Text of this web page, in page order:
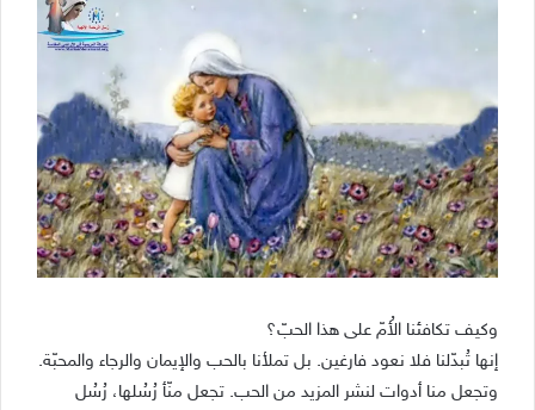
وكيف تكافئنا الأُمّ على هذا الحبّ؟
إنها تُبدّلنا فلا نعود فارغين. بل تملأنا بالحب والإيمان والرجاء والمحبّة.
وتجعل منا أدوات لنشر المزيد من الحب. تجعل منّأ رُسُلها، رُسُل